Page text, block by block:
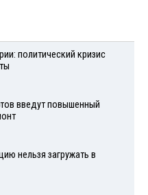
политический кризис
введут повышенный
нельзя загружать в